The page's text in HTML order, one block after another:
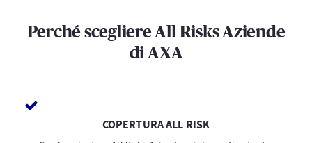
Perché scegliere All Risks Aziende
di AXA
COPERTURA ALL RISK